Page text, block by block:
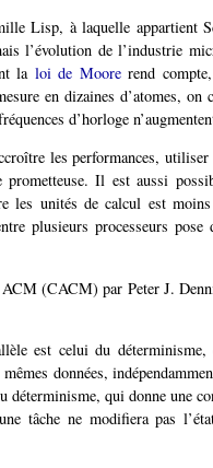
Lisp, à laquelle appartient
l’évolution de l’industrie
la loi de Moorerend compte,
en dizaines d’atomes,
d’horloge
les performances,
Il est aussi
les unités de calcul est
plusieurs processeurs
(CACM) par Peter J.
est celui du déterminisme,
données,
déterminisme, qui donne une
tâche ne modifiera pas